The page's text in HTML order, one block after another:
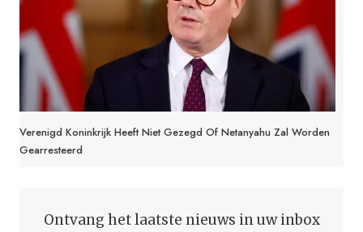
Verenigd Koninkrijk Heeft Niet Gezegd Of Netanyahu Zal Worden
Gearresteerd
Ontvang het laatste nieuws in uw inbox